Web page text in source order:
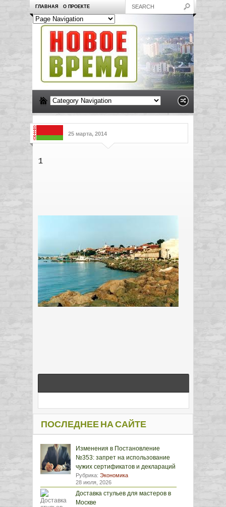
ГЛАВНАЯ О ПРОЕКТЕ
25 марта, 2014
1
ПОСЛЕДНЕЕ НА САЙТЕ
Изменения в Постановление
№353: запрет на использование
чужих сертификатов и деклараций
Рубрика: Экономика
28 июля, 2026
Доставка стульев для мастеров в
Москве